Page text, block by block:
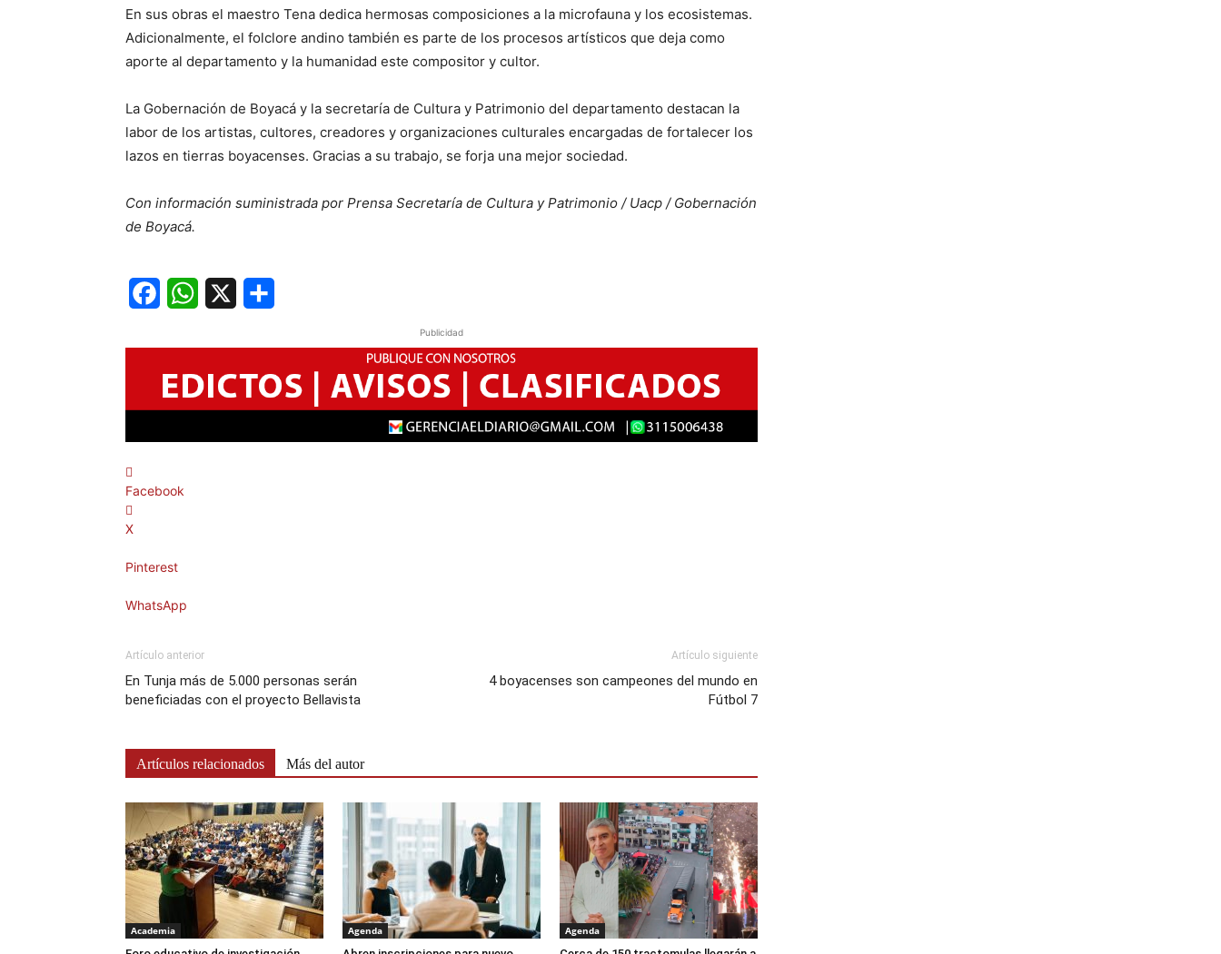
En sus obras el maestro Tena dedica hermosas composiciones a la microfauna y los ecosistemas.
Adicionalmente, el folclore andino también es parte de los procesos artísticos que deja como
aporte al departamento y la humanidad este compositor y cultor.
La Gobernación de Boyacá y la secretaría de Cultura y Patrimonio del departamento destacan la
labor de los artistas, cultores, creadores y organizaciones culturales encargadas de fortalecer los
lazos en tierras boyacenses. Gracias a su trabajo, se forja una mejor sociedad.
Con información suministrada por Prensa Secretaría de Cultura y Patrimonio / Uacp / Gobernación
de Boyacá.
Publicidad
Facebook
X
Pinterest
WhatsApp
Artículo anterior
En Tunja más de 5.000 personas serán
beneficiadas con el proyecto Bellavista
Artículo siguiente
4 boyacenses son campeones del mundo en
Fútbol 7
Artículos relacionados Más del autor
Academia Agenda Agenda